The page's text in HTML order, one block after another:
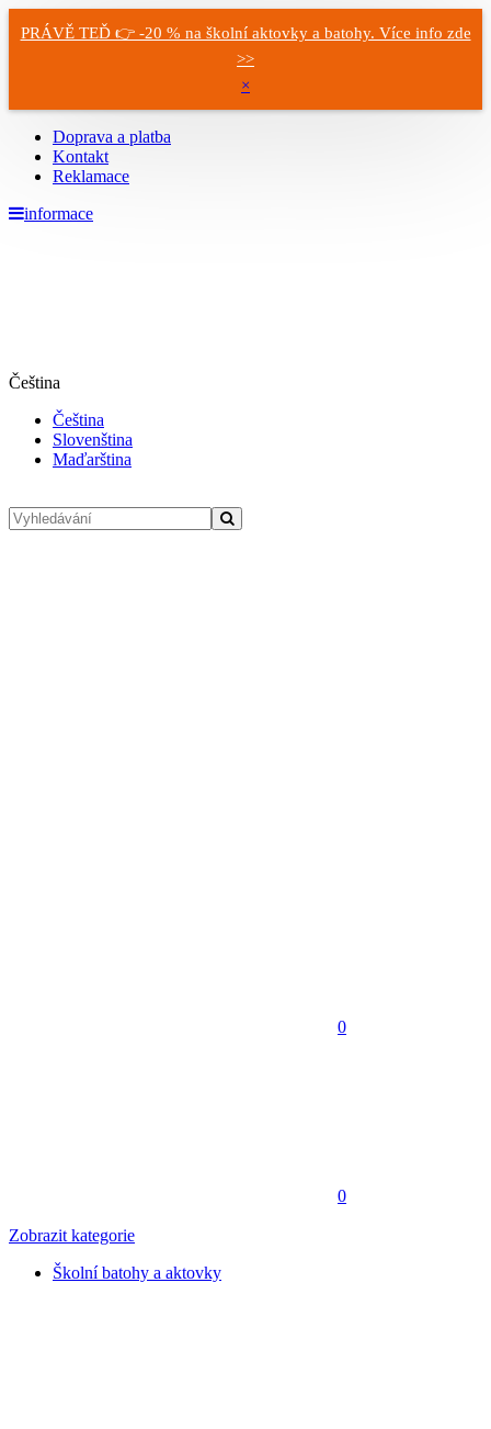
PRÁVĚ TEĎ 👉 -20 % na školní aktovky a batohy. Více info zde
>>
×
Doprava a platba
Kontakt
Reklamace
informace
Čeština
Čeština
Slovenština
Maďarština
0
0
Zobrazit kategorie
Školní batohy a aktovky